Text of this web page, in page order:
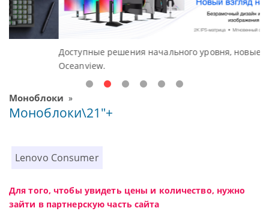
Доступные решения начального уровня, новые мониторы
Oceanview.
Моноблоки »
Моноблоки\21"+
Lenovo Consumer
Для того, чтобы увидеть цены и количество, нужно
зайти в партнерскую часть сайта